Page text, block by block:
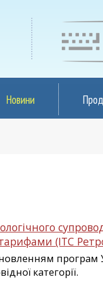
Новини
(ІТС
категорії.